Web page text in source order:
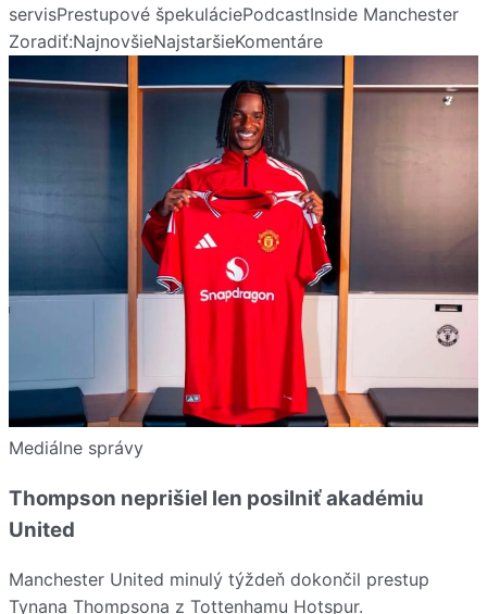
servisPrestupové špekuláciePodcastInside Manchester
Zoradiť:NajnovšieNajstaršieKomentáre
Mediálne správy
Thompson neprišiel len posilniť akadémiu
United
Manchester United minulý týždeň dokončil prestup
Tynana Thompsona z Tottenhamu Hotspur.